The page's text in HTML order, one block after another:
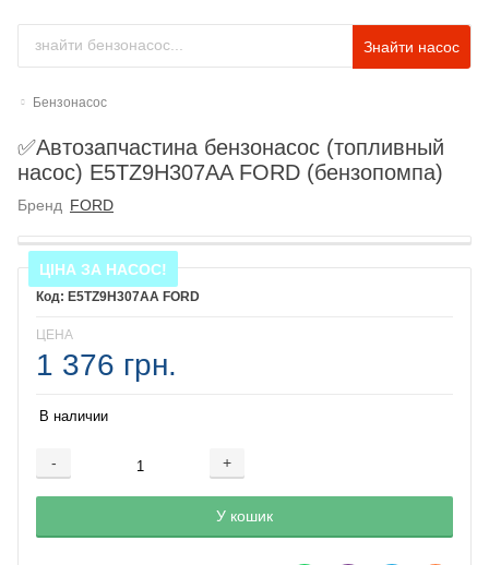
Знайти насос
Бензонасос
✅Автозапчастина бензонасос (топливный
насос) E5TZ9H307AA FORD (бензопомпа)
Бренд FORD
ЦІНА ЗА НАСОС!
E5TZ9H307AA FORD
ЦЕНА
1 376 грн.
В наличии
- +
Добавляется...
У кошик
Добавлен